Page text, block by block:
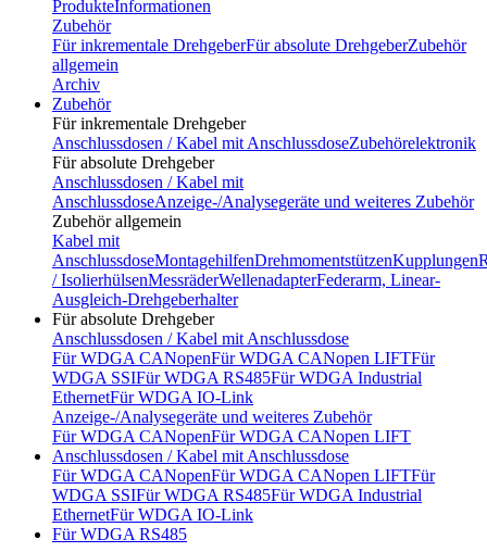
ProdukteInformationen
Zubehör
Für inkrementale DrehgeberFür absolute DrehgeberZubehör
allgemein
Archiv
Zubehör
Für inkrementale Drehgeber
Anschlussdosen / Kabel mit AnschlussdoseZubehörelektronik
Für absolute Drehgeber
Anschlussdosen / Kabel mit
AnschlussdoseAnzeige-/Analysegeräte und weiteres Zubehör
Zubehör allgemein
Kabel mit
AnschlussdoseMontagehilfenDrehmomentstützenKupplungen
/ IsolierhülsenMessräderWellenadapterFederarm, Linear-
Ausgleich-Drehgeberhalter
Für absolute Drehgeber
Anschlussdosen / Kabel mit Anschlussdose
Für WDGA CANopenFür WDGA CANopen LIFTFür
WDGA SSIFür WDGA RS485Für WDGA Industrial
EthernetFür WDGA IO-Link
Anzeige-/Analysegeräte und weiteres Zubehör
Für WDGA CANopenFür WDGA CANopen LIFT
Anschlussdosen / Kabel mit Anschlussdose
Für WDGA CANopenFür WDGA CANopen LIFTFür
WDGA SSIFür WDGA RS485Für WDGA Industrial
EthernetFür WDGA IO-Link
Für WDGA RS485